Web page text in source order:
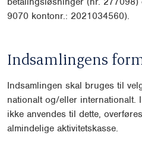
9070 kontonr.: 2021034560).
Indsamlingens
Indsamlingen skal bruges til
nationalt og/eller internationalt.
ikke anvendes til dette,
almindelige aktivitetskasse.